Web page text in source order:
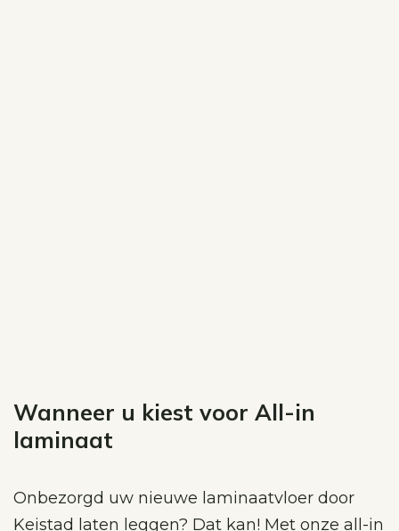
Wanneer u kiest voor All-in
laminaat
Onbezorgd uw nieuwe laminaatvloer door
Keistad laten leggen? Dat kan! Met onze all-in